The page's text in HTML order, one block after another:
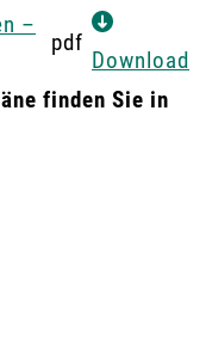
–
pdf
Download
finden Sie in